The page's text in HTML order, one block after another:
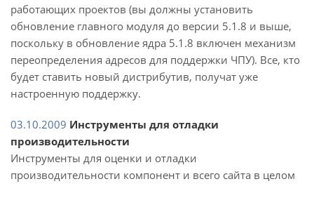
работающих проектов (вы должны установить
обновление главного модуля до версии 5.1.8 и выше,
поскольку в обновление ядра 5.1.8 включен механизм
переопределения адресов для поддержки ЧПУ). Все, кто
будет ставить новый дистрибутив, получат уже
настроенную поддержку.
03.10.2009 Инструменты для отладки
производительности
Инструменты для оценки и отладки
производительности компонент и всего сайта в целом